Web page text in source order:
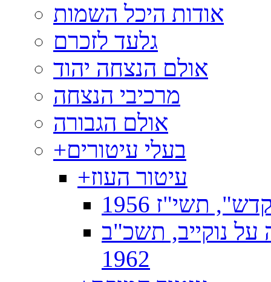
אודות היכל השמות
גלעד לזכרם
אולם הנצחה יהוד
מרכיבי הנצחה
אולם הגבורה
+בעלי עיטורים
+עיטור העוז
תשי"ז 1956
נוקייב, תשכ"ב
1962